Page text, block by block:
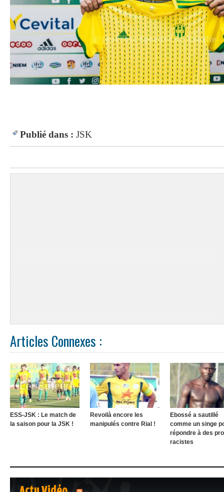
Publié dans : JSK
Articles Connexes :
ESS-JSK : Le match de
la saison pour la JSK !
Revoilà encore les
manipulés contre Rial !
Ebossé a sautillé
comme un singe
répondre à des
racistes